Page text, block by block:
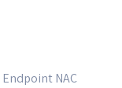
NAC